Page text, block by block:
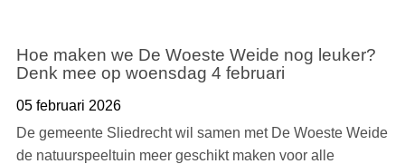
Hoe maken we De Woeste Weide nog leuker?
Denk mee op woensdag 4 februari
05 februari 2026
De gemeente Sliedrecht wil samen met De Woeste Weide
de natuurspeeltuin meer geschikt maken voor alle